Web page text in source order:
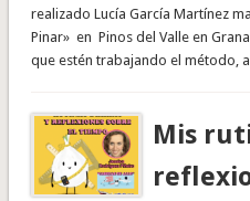
realizado Lucía García Martínez
Pinar» en Pinos del Valle en
que estén trabajando el método,
Mis